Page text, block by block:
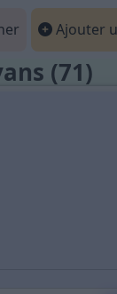
Ajouter
(71)